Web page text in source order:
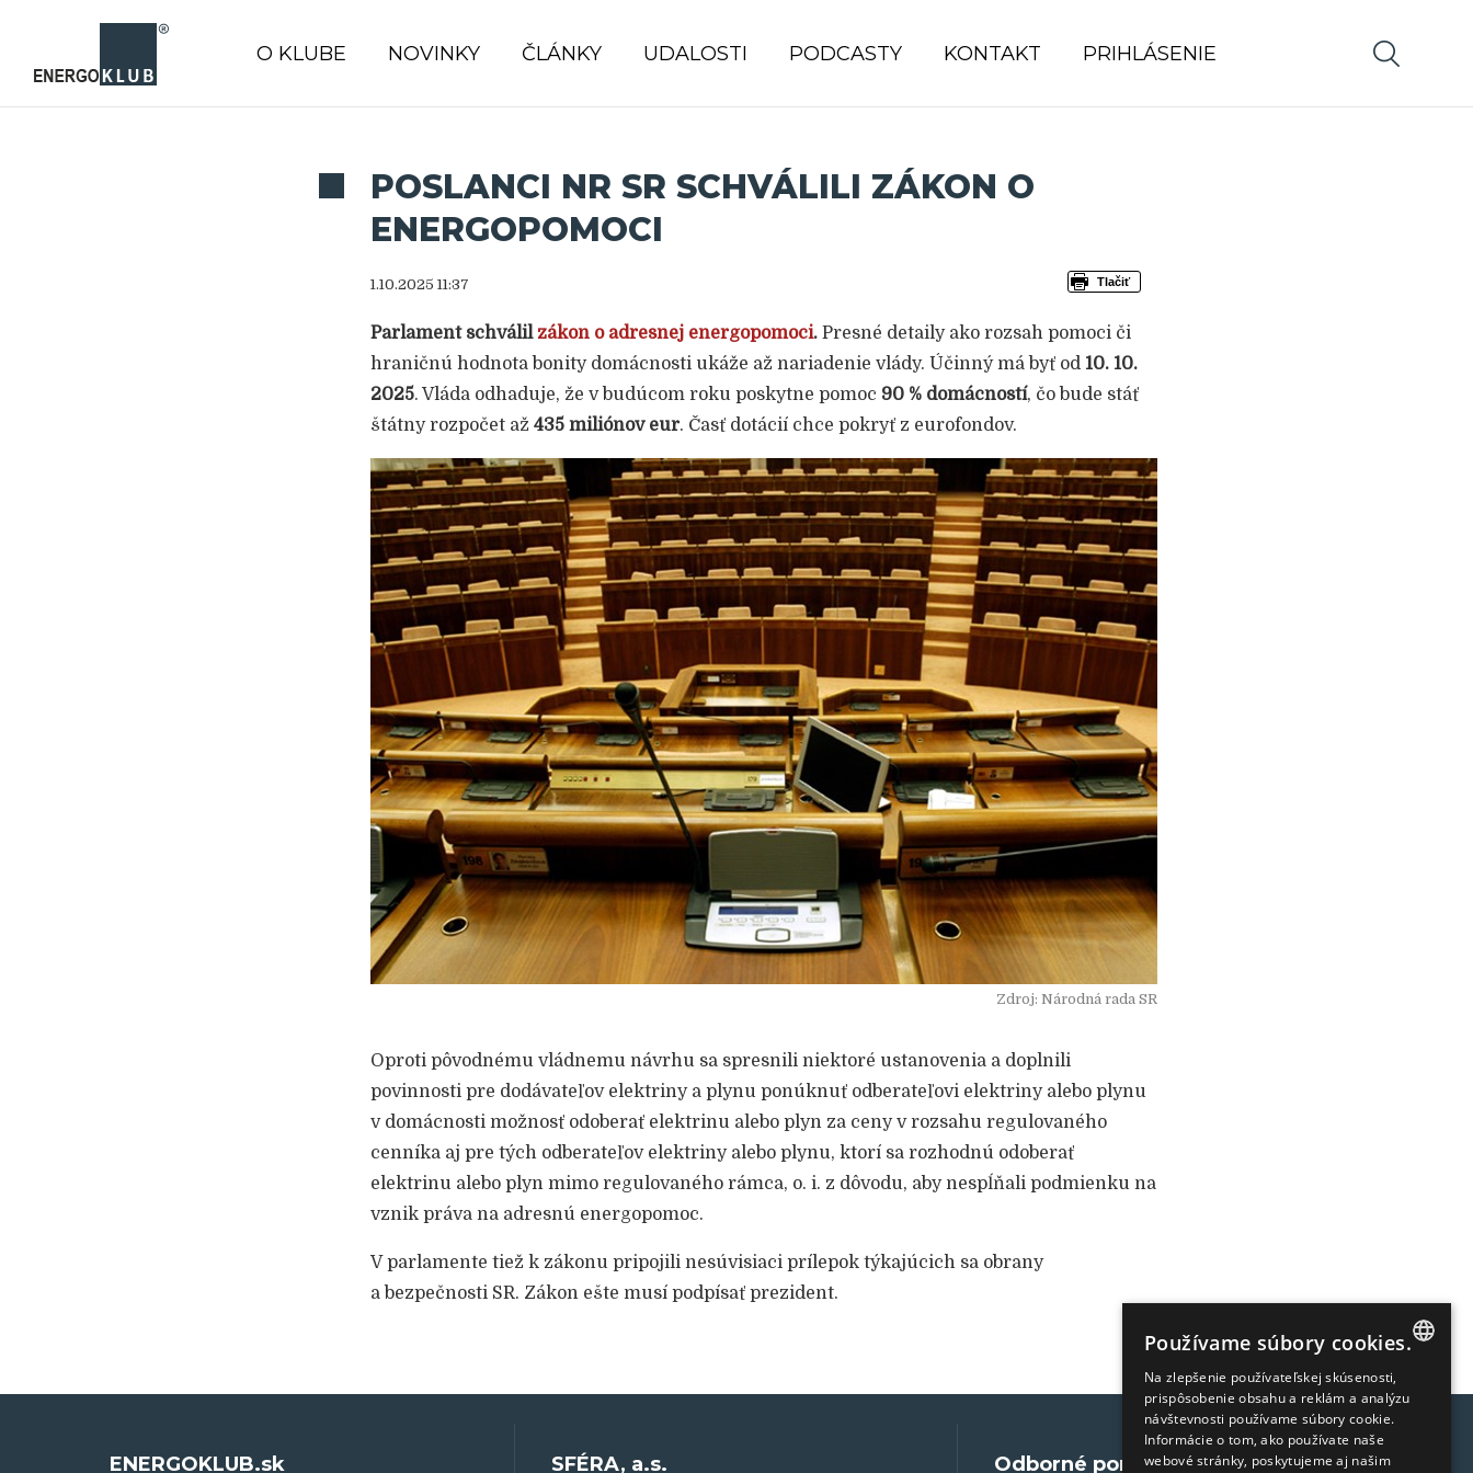
O KLUBE NOVINKY ČLÁNKY UDALOSTI PODCASTY KONTAKT PRIHLÁSENIE
POSLANCI NR SR SCHVÁLILI ZÁKON O
ENERGOPOMOCI
Tlačiť
1.10.2025 11:37
Parlament schválil zákon o adresnej energopomoci. Presné detaily ako rozsah pomoci či
hraničnú hodnota bonity domácnosti ukáže až nariadenie vlády. Účinný má byť od 10. 10.
2025. Vláda odhaduje, že v budúcom roku poskytne pomoc 90 % domácností, čo bude stáť
štátny rozpočet až 435 miliónov eur. Časť dotácií chce pokryť z eurofondov.
Zdroj: Národná rada SR
Oproti pôvodnému vládnemu návrhu sa spresnili niektoré ustanovenia a doplnili
povinnosti pre dodávateľov elektriny a plynu ponúknuť odberateľovi elektriny alebo plynu
v domácnosti možnosť odoberať elektrinu alebo plyn za ceny v rozsahu regulovaného
cenníka aj pre tých odberateľov elektriny alebo plynu, ktorí sa rozhodnú odoberať
elektrinu alebo plyn mimo regulovaného rámca, o. i. z dôvodu, aby nespĺňali podmienku na
vznik práva na adresnú energopomoc.
V parlamente tiež k zákonu pripojili nesúvisiaci prílepok týkajúcich sa obrany
a bezpečnosti SR. Zákon ešte musí podpísať prezident.
ENERGOKLUB.sk SFÉRA, a.s. Odborné portály
SLOVAK
ENGLISH
Používame súbory cookies.
Na zlepšenie používateľskej skúsenosti,
prispôsobenie obsahu a reklám a analýzu
návštevnosti používame súbory cookie.
Informácie o tom, ako používate naše
webové stránky, poskytujeme aj našim